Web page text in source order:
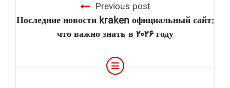
Previous post
Последние новости kraken официальный сайт:
что важно знать в ۲۰۲۶ году